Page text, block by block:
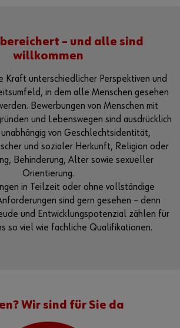
– und alle sind
willkommen
Kraft unterschiedlicher Perspektiven und
in dem alle Menschen gesehen
Bewerbungen von Menschen mit
und Lebenswegen sind ausdrücklich
von Geschlechtsidentität,
und sozialer Herkunft, Religion oder
Behinderung, Alter sowie sexueller
Orientierung.
in Teilzeit oder ohne vollständige
sind gern gesehen – denn
und Entwicklungspotenzial zählen für
so viel wie fachliche Qualifikationen.
Wir sind für Sie da